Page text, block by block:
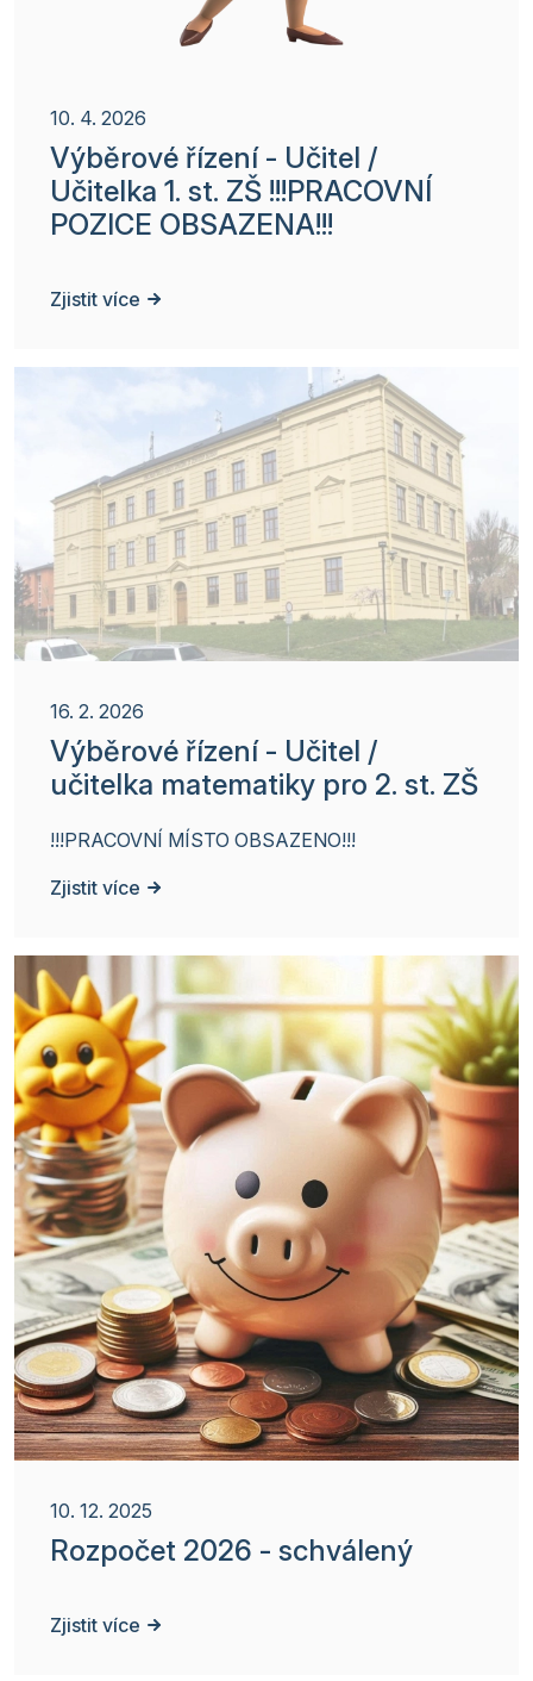
10. 4. 2026
Výběrové řízení - Učitel /
Učitelka 1. st. ZŠ !!!PRACOVNÍ
POZICE OBSAZENA!!!
Zjistit více
16. 2. 2026
Výběrové řízení - Učitel /
učitelka matematiky pro 2. st. ZŠ
!!!PRACOVNÍ MÍSTO OBSAZENO!!!
Zjistit více
10. 12. 2025
Rozpočet 2026 - schválený
Zjistit více